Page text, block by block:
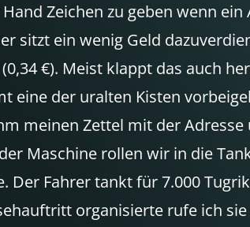
Zeichen zu geben wenn
ein wenig Geld
€). Meist klappt das auch
eine der uralten Kisten
meinen Zettel mit der
Maschine rollen wir in die
Fahrer tankt für 7.000
organisierte rufe ich